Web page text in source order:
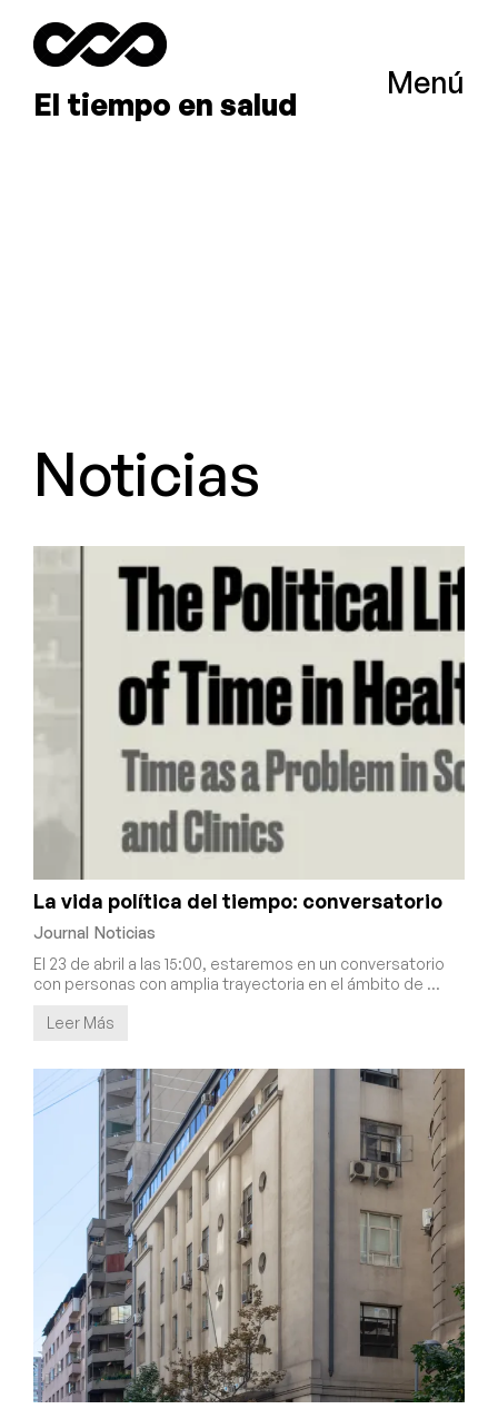
El tiempo en salud
Menú
Noticias
La vida política del tiempo: conversatorio
Journal Noticias
El 23 de abril a las 15:00, estaremos en un conversatorio
con personas con amplia trayectoria en el ámbito de …
Leer Más